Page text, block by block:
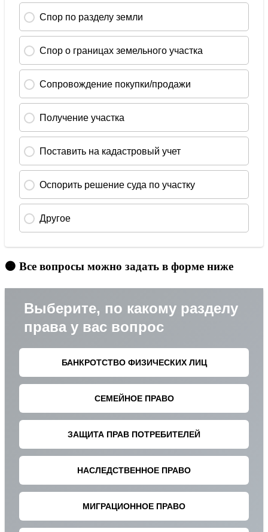
🟠 Все вопросы можно задать в форме ниже